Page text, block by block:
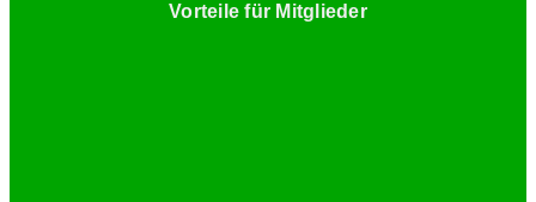
Vorteile für Mitglieder